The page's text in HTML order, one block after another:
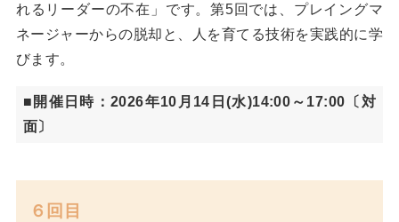
れるリーダーの不在」です。第5回では、プレイングマ
ネージャーからの脱却と、人を育てる技術を実践的に学
びます。
■開催日時：2026年10月14日(水)14:00～17:00〔対
面〕
６回目